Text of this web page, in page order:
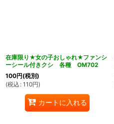
在庫限り★女の子おしゃれ★ファンシ
ーシール付きクシ 各種 OM702
100円(税別)
(税込 : 110円)
カートに入れる